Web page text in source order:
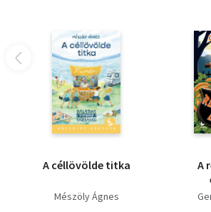
A céllövölde titka
Mészöly Ágnes
A